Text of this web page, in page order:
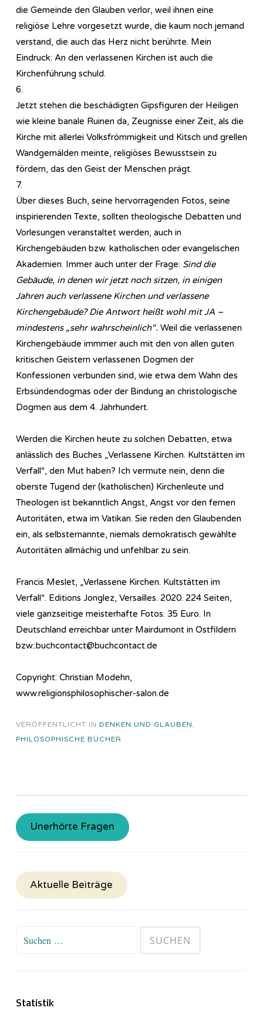
die Gemeinde den Glauben verlor, weil ihnen eine
religiöse Lehre vorgesetzt wurde, die kaum noch jemand
verstand, die auch das Herz nicht berührte. Mein
Eindruck: An den verlassenen Kirchen ist auch die
Kirchenführung schuld.
6.
Jetzt stehen die beschädigten Gipsfiguren der Heiligen
wie kleine banale Ruinen da, Zeugnisse einer Zeit, als die
Kirche mit allerlei Volksfrömmigkeit und Kitsch und grellen
Wandgemälden meinte, religiöses Bewusstsein zu
fördern, das den Geist der Menschen prägt.
7.
Über dieses Buch, seine hervorragenden Fotos, seine
inspirierenden Texte, sollten theologische Debatten und
Vorlesungen veranstaltet werden, auch in
Kirchengebäuden bzw. katholischen oder evangelischen
Akademien. Immer auch unter der Frage: Sind die
Gebäude, in denen wir jetzt noch sitzen, in einigen
Jahren auch verlassene Kirchen und verlassene
Kirchengebäude? Die Antwort heißt wohl mit JA –
mindestens „sehr wahrscheinlich“. Weil die verlassenen
Kirchengebäude immmer auch mit den von allen guten
kritischen Geistern verlassenen Dogmen der
Konfessionen verbunden sind, wie etwa dem Wahn des
Erbsündendogmas oder der Bindung an christologische
Dogmen aus dem 4. Jahrhundert.
Werden die Kirchen heute zu solchen Debatten, etwa
anlässlich des Buches „Verlassene Kirchen. Kultstätten im
Verfall“, den Mut haben? Ich vermute nein, denn die
oberste Tugend der (katholischen) Kirchenleute und
Theologen ist bekanntlich Angst, Angst vor den fernen
Autoritäten, etwa im Vatikan. Sie reden den Glaubenden
ein, als selbsternannte, niemals demokratisch gewählte
Autoritäten allmächig und unfehlbar zu sein.
Francis Meslet, „Verlassene Kirchen. Kultstätten im
Verfall“. Editions Jonglez, Versailles. 2020. 224 Seiten,
viele ganzseitige meisterhafte Fotos. 35 Euro. In
Deutschland erreichbar unter Mairdumont in Ostfildern
bzw.:buchcontact@buchcontact.de
Copyright: Christian Modehn,
www.religionsphilosophischer-salon.de
VERÖFFENTLICHT IN DENKEN UND GLAUBEN,
PHILOSOPHISCHE BÜCHER
Unerhörte Fragen
Aktuelle Beiträge
Suchen
Statistik